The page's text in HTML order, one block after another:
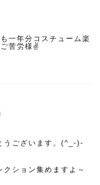
一年分コスチューム楽
苦労様✌️
うございます。(^_-)-
ション集めますよ～